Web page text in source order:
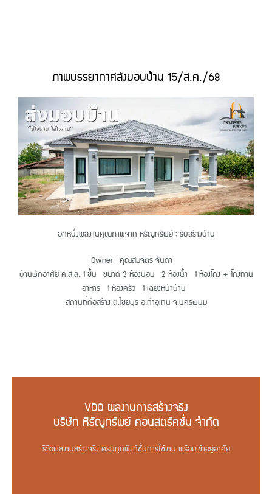
ภาพบรรยากาศส่งมอบบ้าน 15/ส.ค./68
อีกหนึ่งผลงานคุณภาพจาก หิรัญทรัพย์ : รับสร้างบ้าน
Owner : คุณสมจิตร จันดา
บ้านพักอาศัย ค.ส.ล. 1 ชั้น ขนาด 3 ห้องนอน 2 ห้องน้ำ 1 ห้องโถง + โถงทาน
อาหาร 1 ห้องครัว 1 เฉียงหน้าบ้าน
สถานที่ก่อสร้าง ต.ไชยบุรี อ.ท่าอุเทน จ.นครพนม
VDO ผลงานการสร้างจริง
บริษัท หิรัญทรัพย์ คอนสตรัคชั่น จำกัด
รีวิวผลงานสร้างจริง ครบทุกฟังก์ชั่นการใช้งาน พร้อมเข้าอยู่อาศัย